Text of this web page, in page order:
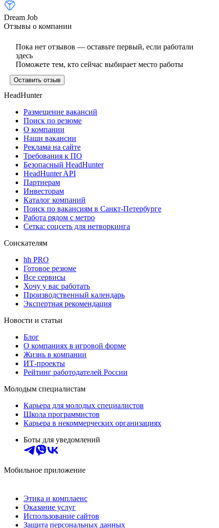
Dream Job
Отзывы о компании
Пока нет отзывов — оставьте первый, если работали
здесь
Поможете тем, кто сейчас выбирает место работы
Оставить отзыв
HeadHunter
Размещение вакансий
Поиск по резюме
О компании
Наши вакансии
Реклама на сайте
Требования к ПО
Безопасный HeadHunter
HeadHunter API
Партнерам
Инвесторам
Каталог компаний
Поиск по вакансиям в Санкт-Петербурге
Работа рядом с метро
Сетка: соцсеть для нетворкинга
Соискателям
hh PRO
Готовое резюме
Все сервисы
Хочу у вас работать
Производственный календарь
Экспертная рекомендация
Новости и статьи
Блог
О компаниях в игровой форме
Жизнь в компании
ИТ-проекты
Рейтинг работодателей России
Молодым специалистам
Карьера для молодых специалистов
Школа программистов
Карьера в некоммерческих организациях
Боты для уведомлений
Мобильное приложение
Этика и комплаенс
Оказание услуг
Использование сайтов
Защита персональных данных